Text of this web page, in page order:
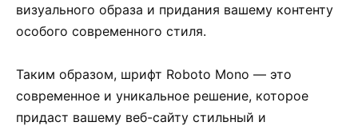
визуального образа и придания вашему контенту
особого современного стиля.
Таким образом, шрифт Roboto Mono — это
современное и уникальное решение, которое
придаст вашему веб-сайту стильный и